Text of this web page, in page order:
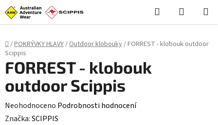
Stačí **styl (CSS)**, skript není potřeba: ```html
Přejít
na
Hledat
KOŠÍK
Domů
/POKRÝVKY HLAVY/Outdoor klobouky/FORREST - klobouk outdoor
Scippis
FORREST - klobouk
outdoor Scippis
Průměrné
hodnocení
Neohodnoceno Podrobnosti hodnocení
Značka:SCIPPIS